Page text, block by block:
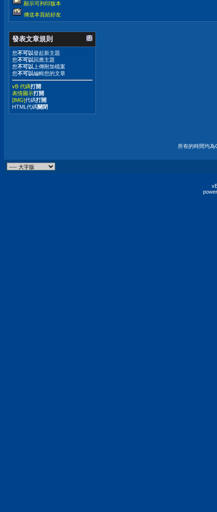
顯示可列印版本
傳送本頁給好友
發表文章規則
您不可以發起新主題
您不可以回應主題
您不可以 上傳附加檔案
您不可以編輯您的文章
vB 代碼打開
表情圖示打開
[IMG]代碼打開
HTML代碼關閉
所有的時間均為